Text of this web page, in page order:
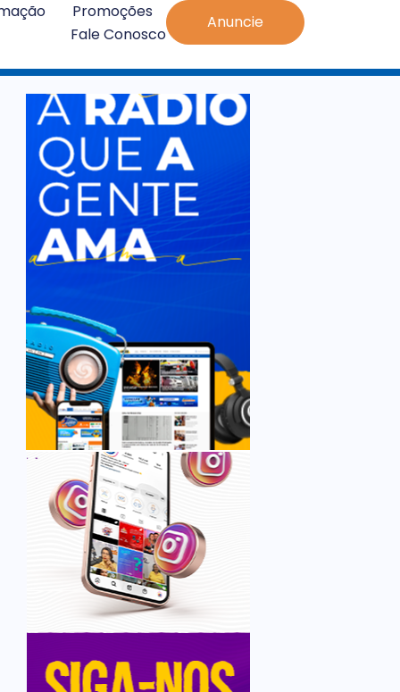
Promoções
Fale Conosco
Anuncie